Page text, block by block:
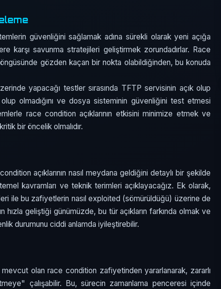
güvenliğini sağlamak adına sürekli olarak yeni açığa
karşı savunma stratejileri geliştirmek zorundadırlar. Race
gözden kaçan bir nokta olabildiğinden, bu konuda
yapacağı testler sırasında TFTP servisinin açık olup
olmadığını ve dosya sisteminin güvenliğini test etmesi
race condition açıklarının etkisini minimize etmek ve
bir öncelik olmalıdır.
açıklarının nasıl meydana geldiğini detaylı bir şekilde
kavramları ve teknik terimleri açıklayacağız. Ek olarak,
ile bu zafiyetlerin nasıl exploited (sömürüldüğü) üzerine de
hızla geliştiği günümüzde, bu tür açıkların farkında olmak ve
durumunu ciddi anlamda iyileştirebilir.
olan race condition zafiyetinden yararlanarak, zararlı
çalışabilir. Bu, sürecin zamanlama penceresi içinde